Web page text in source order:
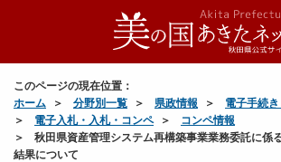
このページの現在位置：
ホーム
分野別一覧 県政情報
電子手続
電子入札・入札・コンペ
コンペ情報
秋田県資産管理システム再構築事業業務委託に係
結果について